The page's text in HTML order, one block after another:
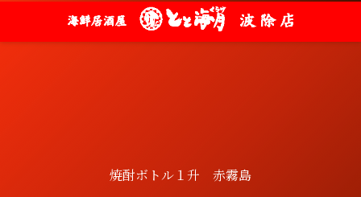
焼酎ボトル１升 赤霧島